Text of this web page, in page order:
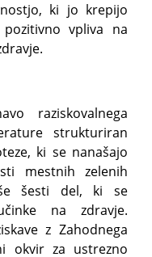
ki jo krepijo
vpliva na
raziskovalnega
strukturiran
ki se nanašajo
mestnih zelenih
šesti del, ki se
na zdravje.
z Zahodnega
okvir za ustrezno